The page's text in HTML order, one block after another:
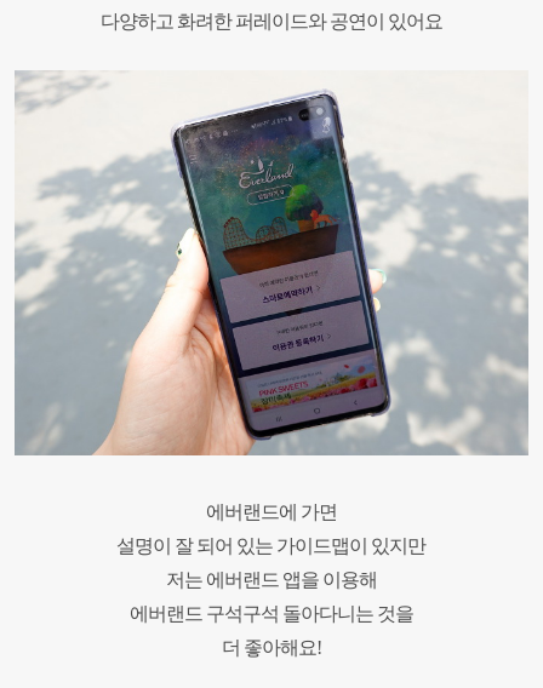
다양하고 화려한 퍼레이드와 공연이 있어요
에버랜드에 가면
설명이 잘 되어 있는 가이드맵이 있지만
저는 에버랜드 앱을 이용해
에버랜드 구석구석 돌아다니는 것을
더 좋아해요!